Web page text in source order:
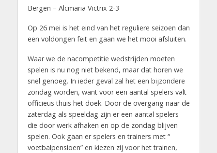
Bergen – Alcmaria Victrix 2-3
Op 26 mei is het eind van het reguliere seizoen dan
een voldongen feit en gaan we het mooi afsluiten.
Waar we de nacompetitie wedstrijden moeten
spelen is nu nog niet bekend, maar dat horen we
snel genoeg. In ieder geval zal het een bijzondere
zondag worden, want voor een aantal spelers valt
officieus thuis het doek. Door de overgang naar de
zaterdag als speeldag zijn er een aantal spelers
die door werk afhaken en op de zondag blijven
spelen. Ook gaan er spelers en trainers met “
voetbalpensioen” en kiezen zij voor het trainen,